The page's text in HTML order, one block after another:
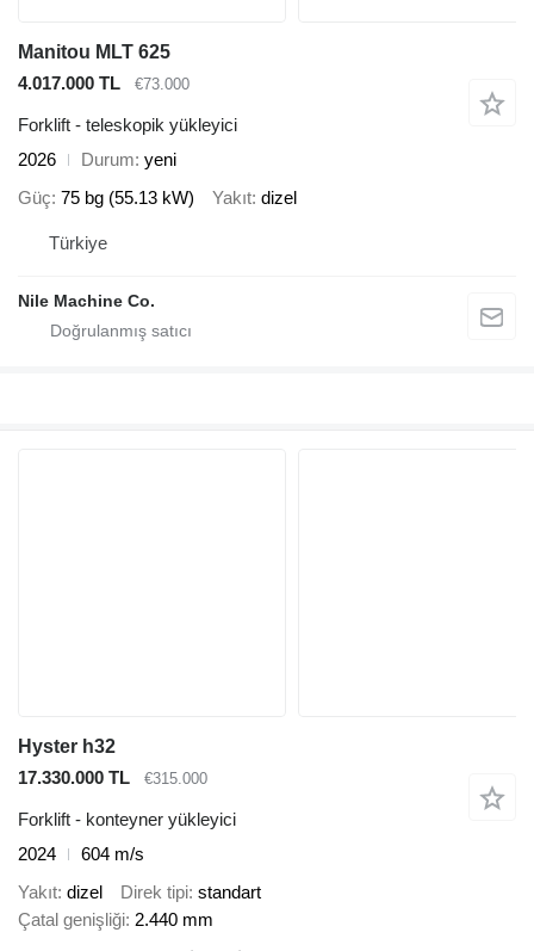
Manitou MLT 625
4.017.000 TL
€73.000
Forklift - teleskopik yükleyici
2026
Durum yeni
Güç 75 bg (55.13 kW) Yakıt dizel
Türkiye
Nile Machine Co.
Hyster h32
17.330.000 TL
€315.000
Forklift - konteyner yükleyici
2024
604 m/s
Yakıt dizel Direk tipi standart
Çatal genişliği 2.440 mm